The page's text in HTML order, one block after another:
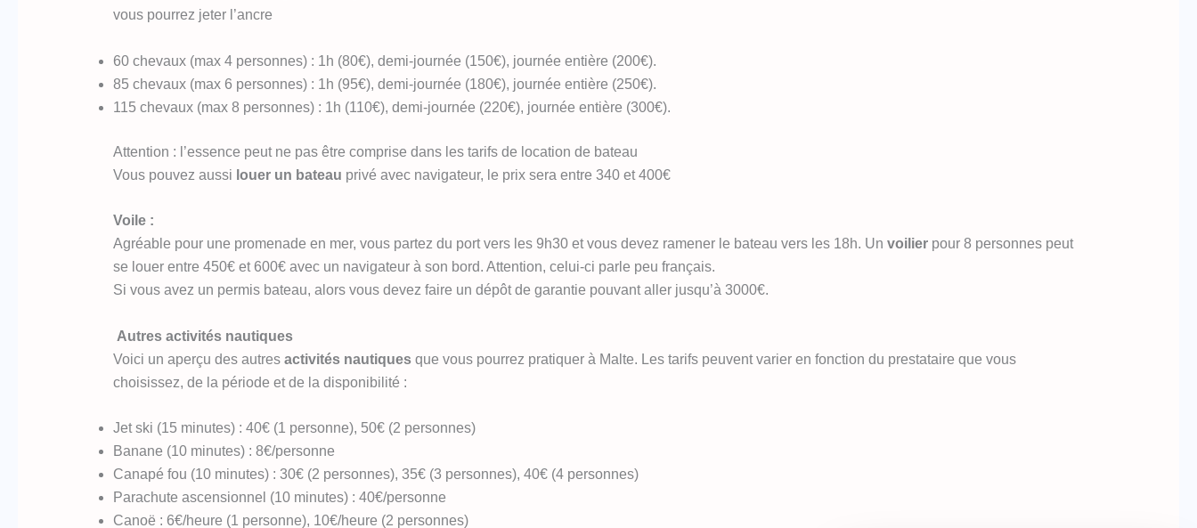
vous pourrez jeter l’ancre
60 chevaux (max 4 personnes) : 1h (80€), demi-journée (150€), journée entière (200€).
85 chevaux (max 6 personnes) : 1h (95€), demi-journée (180€), journée entière (250€).
115 chevaux (max 8 personnes) : 1h (110€), demi-journée (220€), journée entière (300€).
Attention : l’essence peut ne pas être comprise dans les tarifs de location de bateau
Vous pouvez aussi louer un bateau privé avec navigateur, le prix sera entre 340 et 400€
Voile :
Agréable pour une promenade en mer, vous partez du port vers les 9h30 et vous devez ramener le bateau vers les 18h. Un voilierpour 8 personnes peut
se louer entre 450€ et 600€ avec un navigateur à son bord. Attention, celui-ci parle peu français.
Si vous avez un permis bateau, alors vous devez faire un dépôt de garantie pouvant aller jusqu’à 3000€.
Autres activités nautiques
Voici un aperçu des autres activités nautiquesque vous pourrez pratiquer à Malte. Les tarifs peuvent varier en fonction du prestataire que vous
choisissez, de la période et de la disponibilité :
Jet ski (15 minutes) : 40€ (1 personne), 50€ (2 personnes)
Banane (10 minutes) : 8€/personne
Canapé fou (10 minutes) : 30€ (2 personnes), 35€ (3 personnes), 40€ (4 personnes)
Parachute ascensionnel (10 minutes) : 40€/personne
Canoë : 6€/heure (1 personne), 10€/heure (2 personnes)